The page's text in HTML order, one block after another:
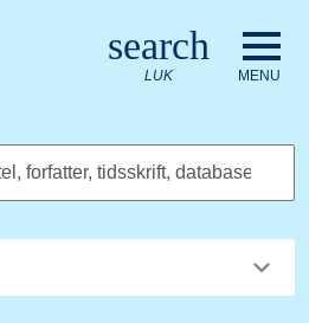
logo. Gå til Det Kongelige
search
LUK MENU
tidsskrift, database